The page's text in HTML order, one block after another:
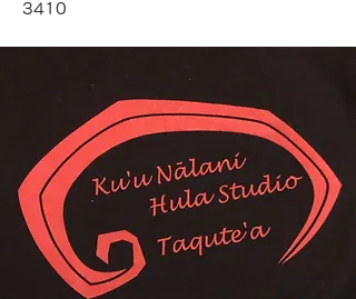
3410